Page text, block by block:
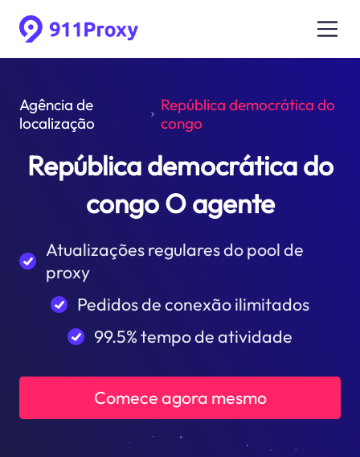
Agência de
localização
República democrática do
congo
República democrática do
congo O agente
Atualizações regulares do pool de
proxy
Pedidos de conexão ilimitados
99.5% tempo de atividade
Comece agora mesmo